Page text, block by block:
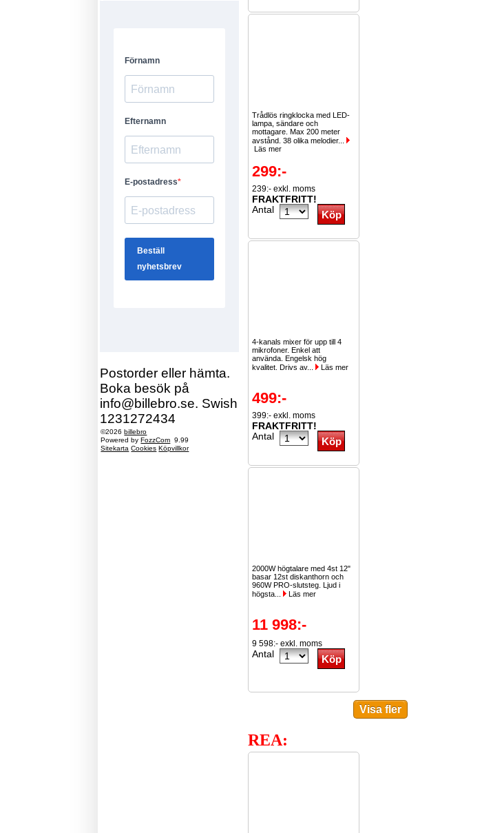
Postorder eller hämta.
Boka besök på
info@billebro.se. Swish
1231272434
©2026billebro
Powered byFozzCom 9.99
Sitekarta Cookies Köpvillkor
Trådlös ringklocka med LED-
lampa, sändare och
mottagare. Max 200 meter
avstånd. 38 olika melodier...
Läs mer
299:-
239:- exkl. moms
FRAKTFRITT!
Antal
4-kanals mixer för upp till 4
mikrofoner. Enkel att
använda. Engelsk hög
kvalitet. Drivs av...
Läs mer
499:-
399:- exkl. moms
FRAKTFRITT!
Antal
2000W högtalare med 4st 12"
basar 12st diskanthorn och
960W PRO-slutsteg. Ljud i
högsta...
Läs mer
11 998:-
9 598:- exkl. moms
Antal
REA: